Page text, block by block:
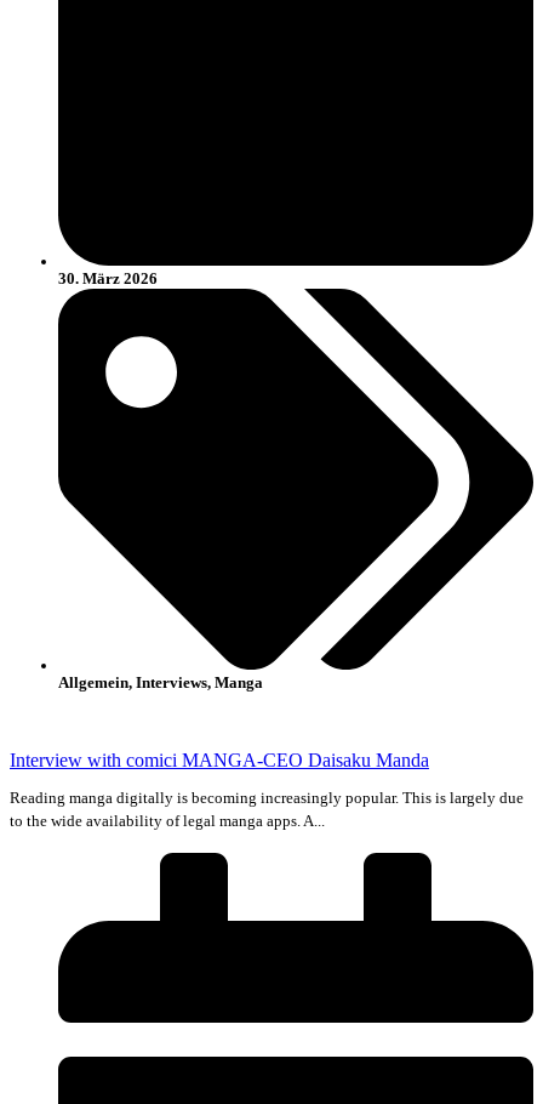
30. März 2026
Allgemein, Interviews, Manga
Interview with comici MANGA-CEO Daisaku Manda
Reading manga digitally is becoming increasingly popular. This is largely due
to the wide availability of legal manga apps. A...